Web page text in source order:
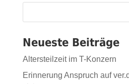
Neueste Beiträge
Altersteilzeit im T-Konzern
Erinnerung Anspruch auf